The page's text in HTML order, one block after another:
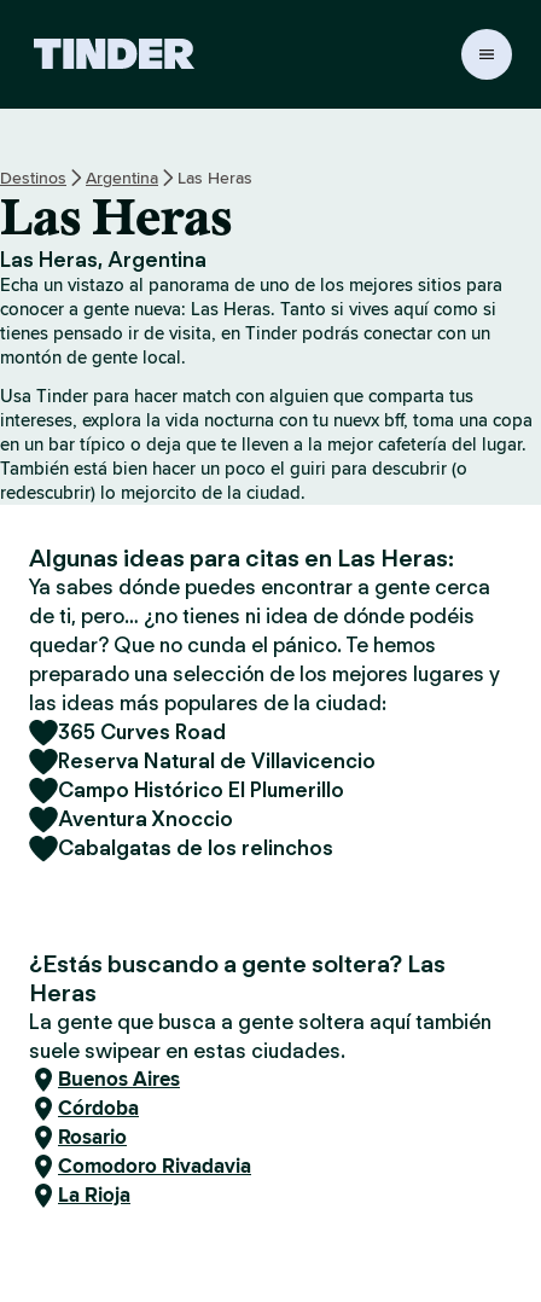
r
I
n
i
c
i
o
Destinos Argentina Las Heras
Las Heras
Las Heras, Argentina
Echa un vistazo al panorama de uno de los mejores sitios para
conocer a gente nueva: Las Heras. Tanto si vives aquí como si
tienes pensado ir de visita, en Tinder podrás conectar con un
montón de gente local.
Usa Tinder para hacer match con alguien que comparta tus
intereses, explora la vida nocturna con tu nuevx bff, toma una copa
en un bar típico o deja que te lleven a la mejor cafetería del lugar.
También está bien hacer un poco el guiri para descubrir (o
redescubrir) lo mejorcito de la ciudad.
Algunas ideas para citas en Las Heras:
Ya sabes dónde puedes encontrar a gente cerca
de ti, pero… ¿no tienes ni idea de dónde podéis
quedar? Que no cunda el pánico. Te hemos
preparado una selección de los mejores lugares y
las ideas más populares de la ciudad:
365 Curves Road
Reserva Natural de Villavicencio
Campo Histórico El Plumerillo
Aventura Xnoccio
Cabalgatas de los relinchos
¿Estás buscando a gente soltera? Las
Heras
La gente que busca a gente soltera aquí también
suele swipear en estas ciudades.
Buenos Aires
Córdoba
Rosario
Comodoro Rivadavia
La Rioja